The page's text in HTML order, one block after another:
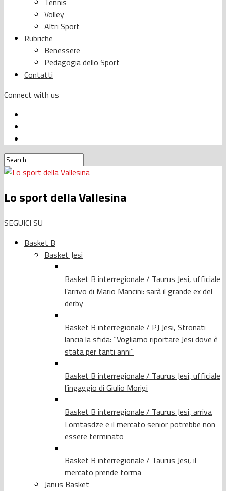
Volley
Altri Sport
Rubriche
Benessere
Pedagogia dello Sport
Contatti
Connect with us
Lo sport della Vallesina
SEGUICI SU
Basket B
Basket Jesi
Basket B interregionale / Taurus Jesi, ufficiale
l’arrivo di Mario Mancini: sarà il grande ex del
derby
Basket B interregionale / PJ Jesi, Stronati
lancia la sfida: “Vogliamo riportare Jesi dove è
stata per tanti anni”
Basket B interregionale / Taurus Jesi, ufficiale
l’ingaggio di Giulio Morigi
Basket B interregionale / Taurus Jesi, arriva
Lomtasdze e il mercato senior potrebbe non
essere terminato
Basket B interregionale / Taurus Jesi, il
mercato prende forma
Janus Basket